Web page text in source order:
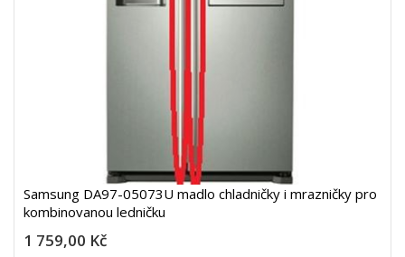
Samsung DA97-05073U madlo chladničky i mrazničky pro
kombinovanou ledničku
1 759,00 Kč